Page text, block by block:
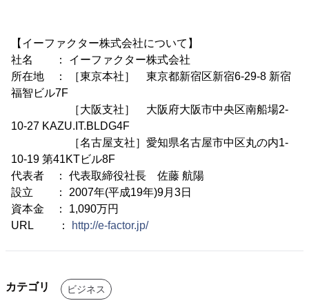
【イーファクター株式会社について】
社名 ： イーファクター株式会社
所在地 ： ［東京本社］ 東京都新宿区新宿6-29-8 新宿
福智ビル7F
［大阪支社］ 大阪府大阪市中央区南船場2-
10-27 KAZU.IT.BLDG4F
［名古屋支社］愛知県名古屋市中区丸の内1-
10-19 第41KTビル8F
代表者 ： 代表取締役社長 佐藤 航陽
設立 ： 2007年(平成19年)9月3日
資本金 ： 1,090万円
URL ：
http://e-factor.jp/
カテゴリ ビジネス